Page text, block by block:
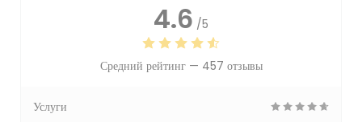
4.6 /5
Средний рейтинг — 457 отзывы
Услуги